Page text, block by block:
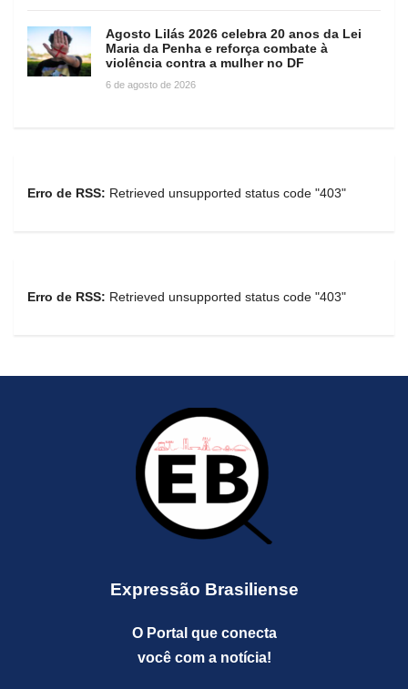
Agosto Lilás 2026 celebra 20 anos da Lei
Maria da Penha e reforça combate à
violência contra a mulher no DF
6 de agosto de 2026
Erro de RSS: Retrieved unsupported status code "403"
Erro de RSS: Retrieved unsupported status code "403"
Expressão Brasiliense
O Portal que conecta
você com a notícia!